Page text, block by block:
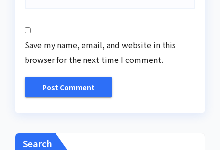
Save my name, email, and website in this
browser for the next time I comment.
Search